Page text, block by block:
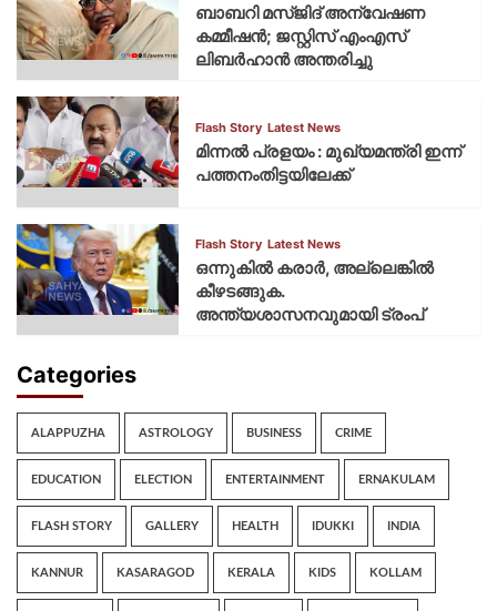
ബാബറി മസ്ജിദ് അന്വേഷണ
കമ്മീഷന്‍; ജസ്റ്റിസ് എംഎസ്
ലിബര്‍ഹാന്‍ അന്തരിച്ചു
Flash Story Latest News
മിന്നല്‍ പ്രളയം : മുഖ്യമന്ത്രി ഇന്ന്
പത്തനംതിട്ടയിലേക്ക്
Flash Story Latest News
ഒന്നുകില്‍ കരാര്‍, അല്ലെങ്കില്‍
കീഴടങ്ങുക.
അന്ത്യശാസനവുമായി ട്രംപ്
Categories
ALAPPUZHA ASTROLOGY BUSINESS CRIME
EDUCATION ELECTION ENTERTAINMENT ERNAKULAM
FLASH STORY GALLERY HEALTH IDUKKI INDIA
KANNUR KASARAGOD KERALA KIDS KOLLAM